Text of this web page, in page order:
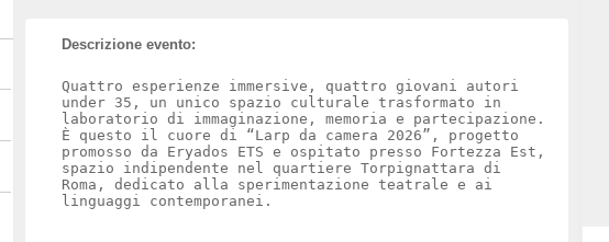
Descrizione evento:
Quattro esperienze immersive, quattro giovani autori
under 35, un unico spazio culturale trasformato in
laboratorio di immaginazione, memoria e partecipazione.
È questo il cuore di “Larp da camera 2026”, progetto
promosso da Eryados ETS e ospitato presso Fortezza Est,
spazio indipendente nel quartiere Torpignattara di
Roma, dedicato alla sperimentazione teatrale e ai
linguaggi contemporanei.